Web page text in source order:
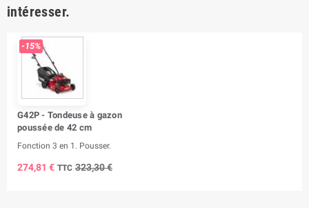
intéresser.
-15%
G42P - Tondeuse à gazon
poussée de 42 cm
Fonction 3 en 1. Pousser.
274,81 € TTC 323,30 €